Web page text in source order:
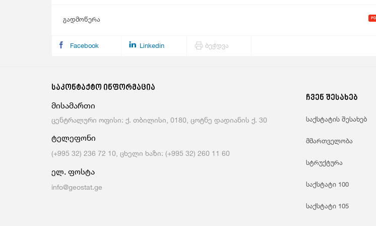
გადმოწერა
Facebook Linkedin ბეჭდვა
საკონტაქტო ინფორმაცია
მისამართი
ცენტრალური ოფისი: ქ. თბილისი, 0180, ცოტნე დადიანის ქ. 30
ტელეფონი
(+995 32) 236 72 10, ცხელი ხაზი: (+995 32) 260 11 60
ელ. ფოსტა
info@geostat.ge
ჩვენ შესახებ
საქსტატის შესახებ
მმართველობა
სტრუქტურა
საქსტატი 100
საქსტატი 105